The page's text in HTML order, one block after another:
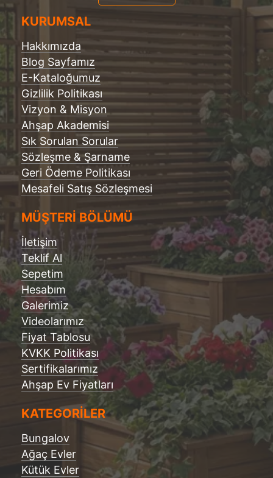
KURUMSAL
Hakkımızda
Blog Sayfamız
E-Kataloğumuz
Gizlilik Politikası
Vizyon & Misyon
Ahşap Akademisi
Sık Sorulan Sorular
Sözleşme & Şarname
Geri Ödeme Politikası
Mesafeli Satış Sözleşmesi
MÜŞTERİ BÖLÜMÜ
İletişim
Teklif Al
Sepetim
Hesabım
Galerimiz
Videolarımız
Fiyat Tablosu
KVKK Politikası
Sertifikalarımız
Ahşap Ev Fiyatları
KATEGORİLER
Bungalov
Ağaç Evler
Kütük Evler